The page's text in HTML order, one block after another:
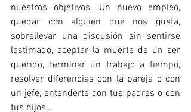
nuestros objetivos. Un nuevo empleo,
quedar con alguien que nos gusta,
sobrellevar una discusión sin sentirse
lastimado, aceptar la muerte de un ser
querido, terminar un trabajo a tiempo,
resolver diferencias con la pareja o con
un jefe, entenderte con tus padres o con
tus hijos…